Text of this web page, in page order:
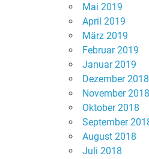
Mai 2019
April 2019
März 2019
Februar 2019
Januar 2019
Dezember 2018
November 2018
Oktober 2018
September
August 2018
Juli 2018